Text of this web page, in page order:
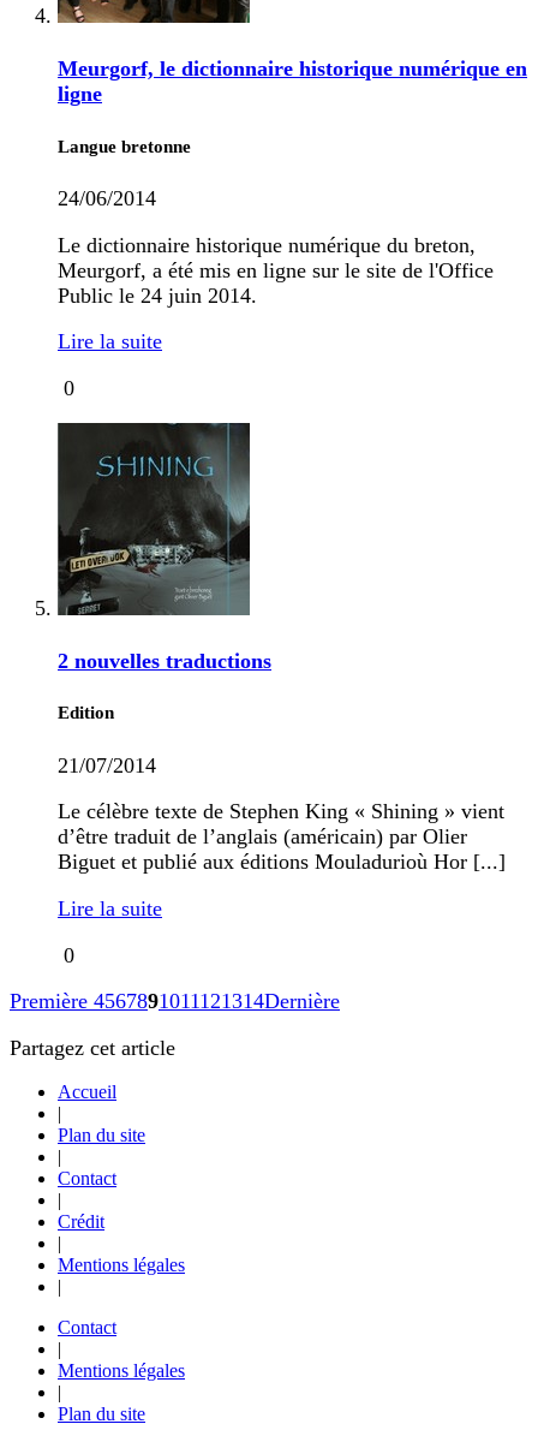
Meurgorf, le dictionnaire historique numérique en
ligne
Langue bretonne
24/06/2014
Le dictionnaire historique numérique du breton,
Meurgorf, a été mis en ligne sur le site de l'Office
Public le 24 juin 2014.
Lire la suite
0
2 nouvelles traductions
Edition
21/07/2014
Le célèbre texte de Stephen King « Shining » vient
d’être traduit de l’anglais (américain) par Olier
Biguet et publié aux éditions Mouladurioù Hor [...]
Lire la suite
0
Première 4567891011121314Dernière
Partagez cet article
Accueil
|
Plan du site
|
Contact
|
Crédit
|
Mentions légales
|
Contact
|
Mentions légales
|
Plan du site